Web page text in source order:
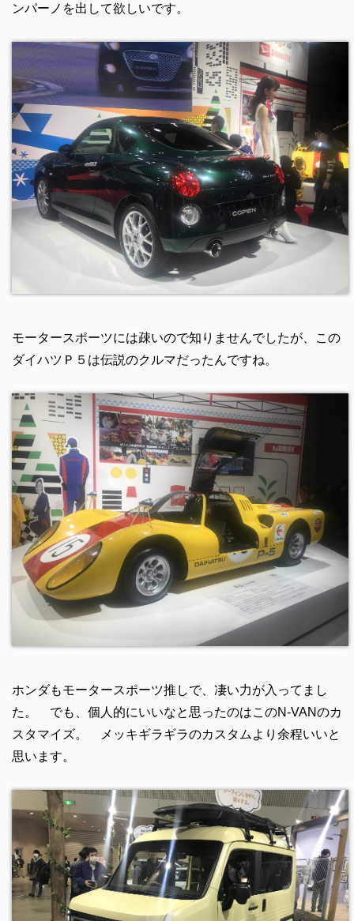
ンパーノを出して欲しいです。
モータースポーツには疎いので知りませんでしたが、この
ダイハツＰ５は伝説のクルマだったんですね。
ホンダもモータースポーツ推しで、凄い力が入ってまし
た。 でも、個人的にいいなと思ったのはこのN-VANのカ
スタマイズ。 メッキギラギラのカスタムより余程いいと
思います。